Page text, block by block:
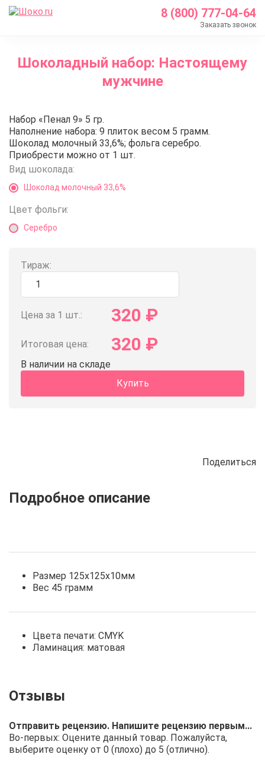
8 (800) 777-04-64
Заказать звонок
Каталог
Шоколадные наборы с логотипом
Шоколадный набор: Настоящему
мужчине
Шоколадный набор:
Набор «Пенал 9» 5 гр.
Наполнение набора: 9 плиток весом 5 грамм.
Шоколад молочный 33,6%; фольга серебро.
Приобрести можно от 1 шт.
Вид шоколада:
Шоколад молочный 33,6%
Цвет фольги:
Серебро
Тираж:
Цена за 1 шт.: 320 ₽
Итоговая цена: 320 ₽
В наличии на складе
Купить
Поделиться
Описание Отзывы Рецепты
Размер 125х125х10мм
Вес 45 грамм
Цвета печати: CMYK
Ламинация: матовая
Отправить рецензию. Напишите рецензию первым...
Во-первых: Оцените данный товар. Пожалуйста,
выберите оценку от 0 (плохо) до 5 (отлично).